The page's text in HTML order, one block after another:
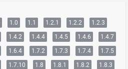
1.0 1.1 1.2.1 1.2.2
1.2.3
1.4.2 1.4.4 1.4.5 1.4.6
1.4.7
1.6.4 1.7.2 1.7.3 1.7.4
1.7.5
1.7.10 1.8 1.8.1 1.8.2
1.8.3